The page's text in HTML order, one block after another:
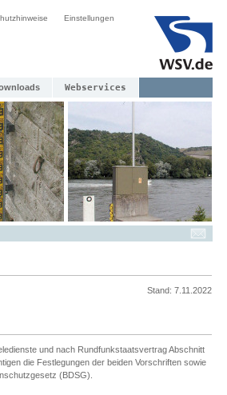
Einstellungen
Webservices
Stand: 7.11.2022
und nach Rundfunkstaatsvertrag Abschnitt
die Festlegungen der beiden Vorschriften sowie
(BDSG).